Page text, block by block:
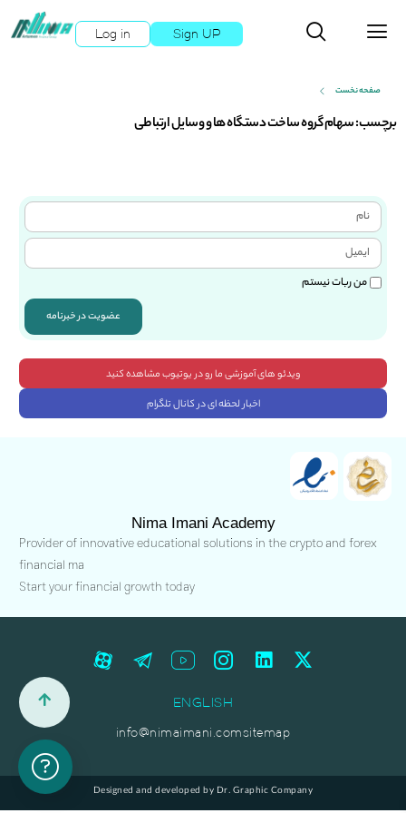
Log in Sign UP
صفحه نخست
برچسب: سهام گروه ساخت دستگاه ها و وسایل ارتباطی
من ربات نیستم
عضویت در خبرنامه
ویدئو های آموزشی ما رو در یوتیوب مشاهده کنید
اخبار لحظه ای در کانال تلگرام
Nima Imani Academy
Provider of innovative educational solutions in the crypto and forex
financial ma
Start your financial growth today
ENGLISH
sitemap
info@nimaimani.com
Designed and developed by Dr. Graphic Company